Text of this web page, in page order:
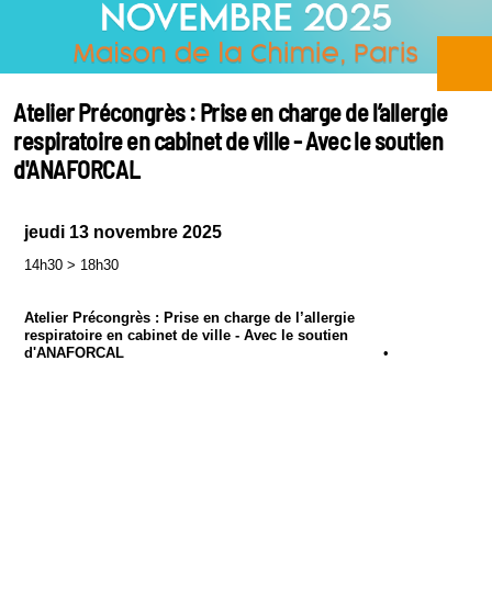
Atelier Précongrès : Prise en charge de l’allergie
respiratoire en cabinet de ville - Avec le soutien
d'ANAFORCAL
jeudi 13 novembre 2025
14h30 > 18h30
Atelier Précongrès : Prise en charge de l’allergie
respiratoire en cabinet de ville - Avec le soutien
d'ANAFORCAL
•